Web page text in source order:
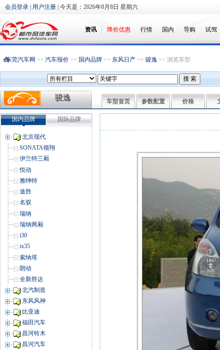
会员登录 用户注册 | 今天是： 2026年8月8日 星期六
资讯 降价优惠 行情 国内 导购 试驾
东莞汽车网 >> 汽车报价 >> 国内品牌 >> 东风日产 >> 骏逸 >> 浏览车型
骏逸 车型首页 参数配置 价格
国内品牌 国际品牌
北京现代
SONATA领翔
伊兰特三厢
悦动
雅绅特
途胜
名驭
瑞纳
瑞纳两厢
i30
ix35
索纳塔
朗动
全新胜达
北汽制造
东风风神
比亚迪
福田汽车
昌河铃木
昌河汽车